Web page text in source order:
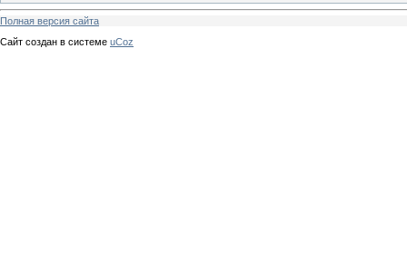
Полная версия сайта
Сайт создан в системе uCoz